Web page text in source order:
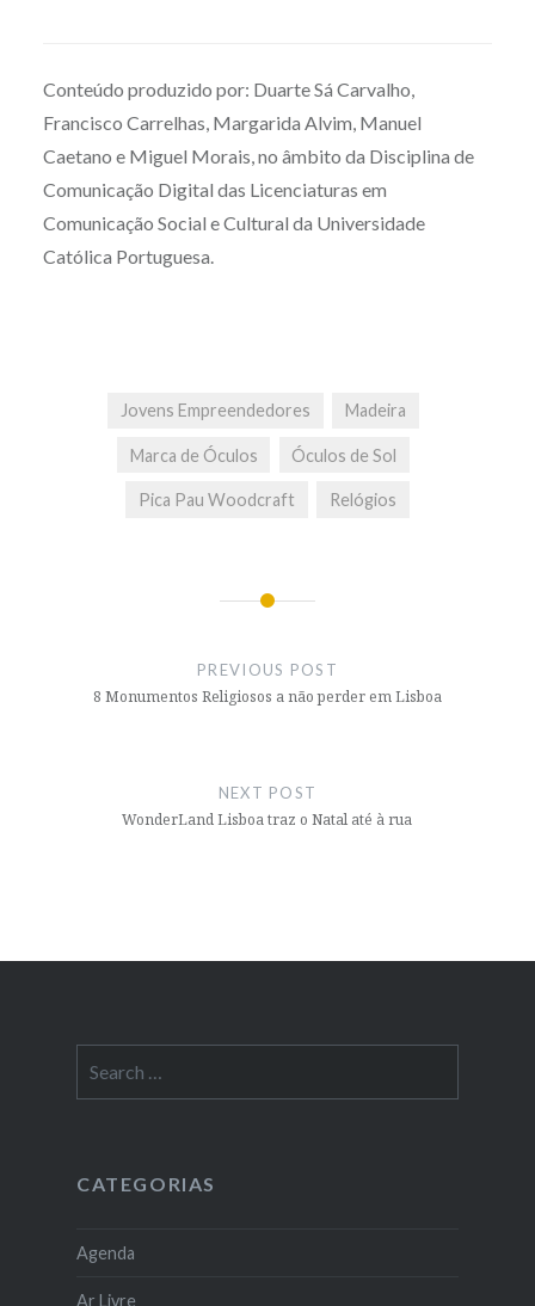
Conteúdo produzido por: Duarte Sá Carvalho,
Francisco Carrelhas, Margarida Alvim, Manuel
Caetano e Miguel Morais, no âmbito da Disciplina de
Comunicação Digital das Licenciaturas em
Comunicação Social e Cultural da Universidade
Católica Portuguesa.
Jovens Empreendedores Madeira
Marca de Óculos Óculos de Sol
Pica Pau Woodcraft Relógios
PREVIOUS POST
8 Monumentos Religiosos a não perder em Lisboa
NEXT POST
WonderLand Lisboa traz o Natal até à rua
for:
CATEGORIAS
Agenda
Ar Livre